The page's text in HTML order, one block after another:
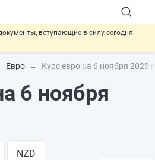
вступающие в силу сегодня
продажи опасных товаров через
ошибок в документах предлагают
единые критерии трудовых и ГПХ-
Евро Курс евро на 6 ноября 2025
6 ноября
NZD